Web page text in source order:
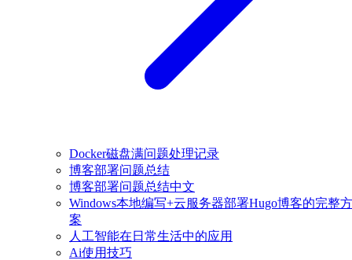
Docker磁盘满问题处理记录
博客部署问题总结
博客部署问题总结中文
Windows本地编写+云服务器部署Hugo博客的完整方
案
人工智能在日常生活中的应用
Ai使用技巧